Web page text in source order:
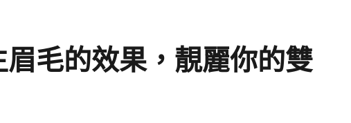
毛的效果，靚麗你的雙